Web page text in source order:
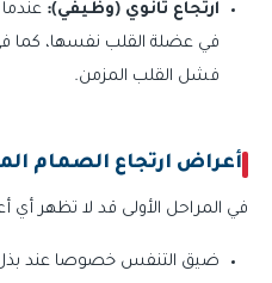
ارتجاع ثانوي (وظيفي):
في عضلة القلب نفسها، كما
فشل القلب المزمن.
أعراض ارتجاع الصمام
في المراحل الأولى قد لا تظهر أي
ضيق التنفس خصوصا عند بذل